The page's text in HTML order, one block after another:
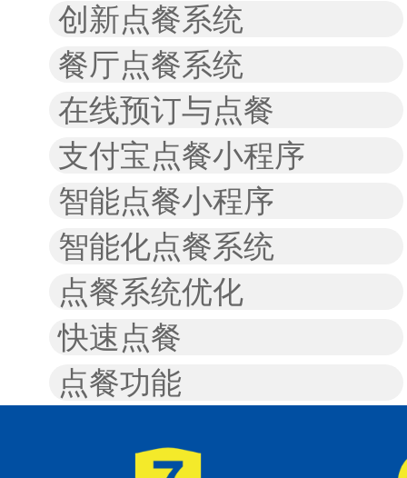
创新点餐系统
餐厅点餐系统
在线预订与点餐
支付宝点餐小程序
智能点餐小程序
智能化点餐系统
点餐系统优化
快速点餐
点餐功能